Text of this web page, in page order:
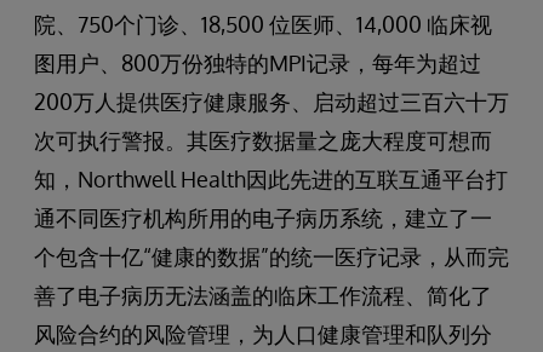
院、750个门诊、18,500 位医师、14,000 临床视
图用户、800万份独特的MPI记录，每年为超过
200万人提供医疗健康服务、启动超过三百六十万
次可执行警报。其医疗数据量之庞大程度可想而
知，Northwell Health因此先进的互联互通平台打
通不同医疗机构所用的电子病历系统，建立了一
个包含十亿“健康的数据”的统一医疗记录，从而完
善了电子病历无法涵盖的临床工作流程、简化了
风险合约的风险管理，为人口健康管理和队列分